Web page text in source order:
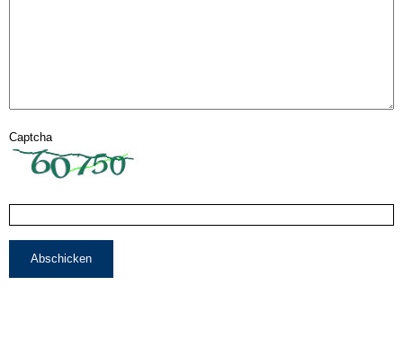
Captcha
Abschicken